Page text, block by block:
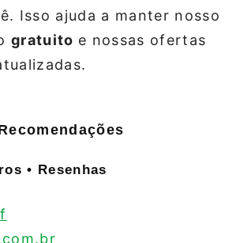
Isso ajuda a manter nosso
gratuito e nossas ofertas
• Resenhas